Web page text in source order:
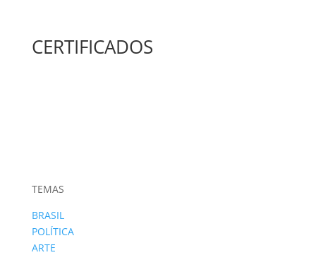
CERTIFICADOS
TEMAS
BRASIL
POLÍTICA
ARTE